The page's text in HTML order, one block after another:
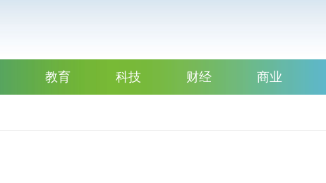
教育 科技 财经 商业